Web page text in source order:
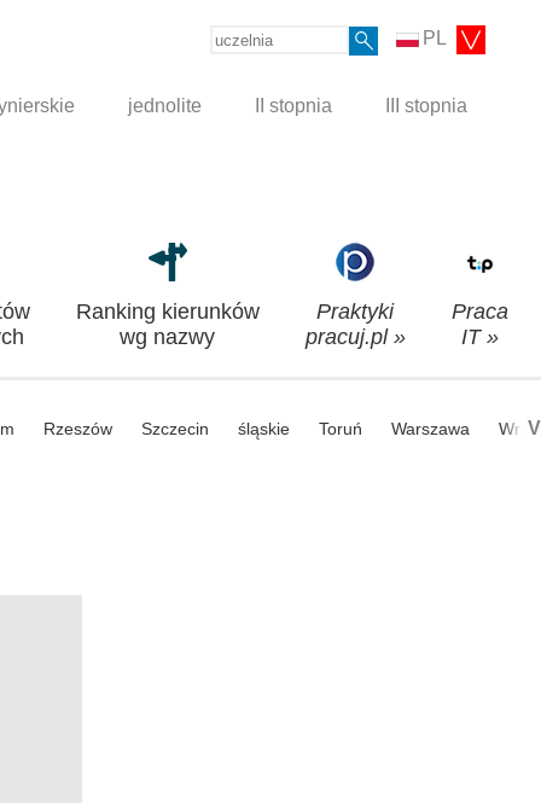
PL
jednolite II stopnia III stopnia
Ranking kierunków
wg nazwy
Praktyki
pracuj.pl »
Praca
IT »
Rzeszów Szczecin śląskie Toruń Warszawa V